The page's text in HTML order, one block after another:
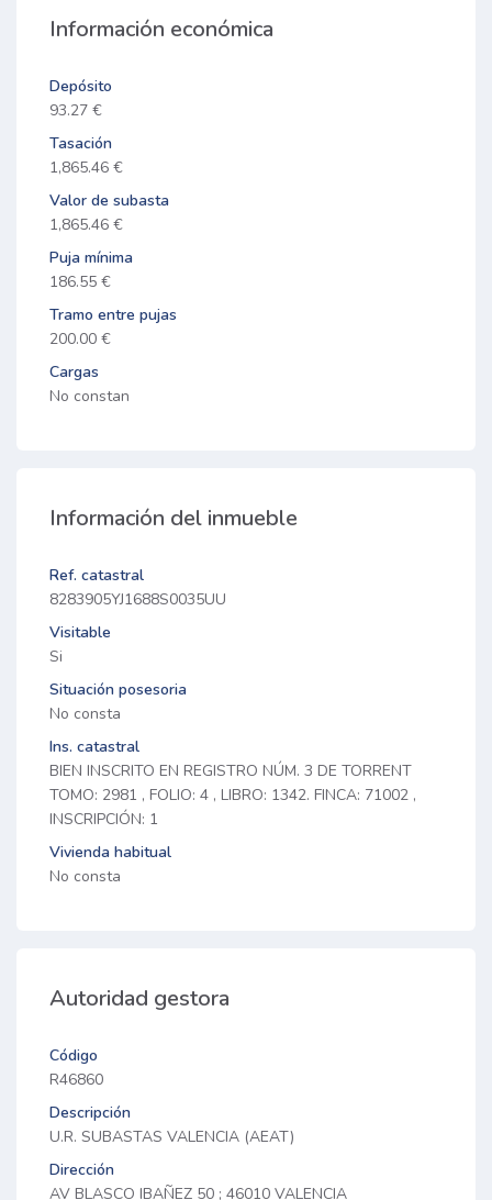
Información económica
Depósito
93.27 €
Tasación
1,865.46 €
Valor de subasta
1,865.46 €
Puja mínima
186.55 €
Tramo entre pujas
200.00 €
Cargas
No constan
Información del inmueble
Ref. catastral
8283905YJ1688S0035UU
Visitable
Si
Situación posesoria
No consta
Ins. catastral
BIEN INSCRITO EN REGISTRO NÚM. 3 DE TORRENT
TOMO: 2981 , FOLIO: 4 , LIBRO: 1342. FINCA: 71002 ,
INSCRIPCIÓN: 1
Vivienda habitual
No consta
Autoridad gestora
Código
R46860
Descripción
U.R. SUBASTAS VALENCIA (AEAT)
Dirección
AV BLASCO IBAÑEZ 50 ; 46010 VALENCIA